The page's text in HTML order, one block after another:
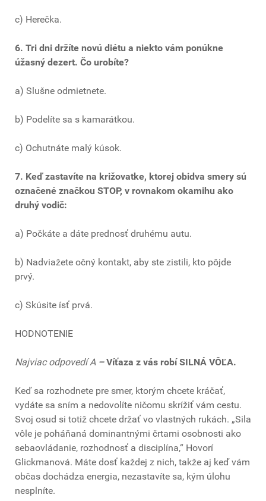
c) Herečka.
6. Tri dni držíte novú diétu a niekto vám ponúkne
úžasný dezert. Čo urobíte?
a) Slušne odmietnete.
b) Podelíte sa s kamarátkou.
c) Ochutnáte malý kúsok.
7. Keď zastavíte na križovatke, ktorej obidva smery sú
označené značkou STOP, v rovnakom okamihu ako
druhý vodič:
a) Počkáte a dáte prednosť druhému autu.
b) Nadviažete očný kontakt, aby ste zistili, kto pôjde
prvý.
c) Skúsite ísť prvá.
HODNOTENIE
Najviac odpovedí A –Víťaza z vás robí SILNÁ VÔĽA.
Keď sa rozhodnete pre smer, ktorým chcete kráčať,
vydáte sa sním a nedovolíte ničomu skrížiť vám cestu.
Svoj osud si totiž chcete držať vo vlastných rukách. „Sila
vôle je poháňaná dominantnými črtami osobnosti ako
sebaovládanie, rozhodnosť a disciplína,“ Hovorí
Glickmanová. Máte dosť každej z nich, takže aj keď vám
občas dochádza energia, nezastavíte sa, kým úlohu
nesplníte.